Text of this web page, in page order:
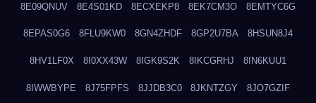
8E09QNUV 8E4S01KD 8ECXEKP8 8EK7CM3O 8EMTYC6G
8EPAS0G6 8FLU9KW0 8GN4ZHDF 8GP2U7BA 8HSUN8J4
8HV1LF0X 8I0XX43W 8IGK9S2K 8IKCGRHJ 8IN6KUU1
8IWWBYPE 8J75FPFS 8JJDB3C0 8JKNTZGY 8JO7GZIF